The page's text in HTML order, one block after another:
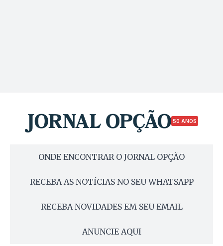
50 ANOS
ONDE ENCONTRAR O JORNAL OPÇÃO
RECEBA AS NOTÍCIAS NO SEU WHATSAPP
RECEBA NOVIDADES EM SEU EMAIL
ANUNCIE AQUI